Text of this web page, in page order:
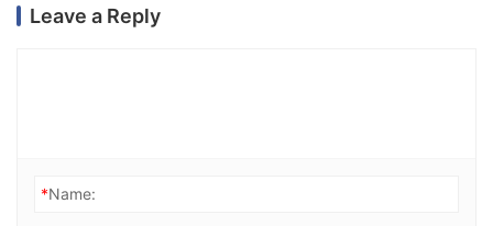
Leave a Reply
*Name: